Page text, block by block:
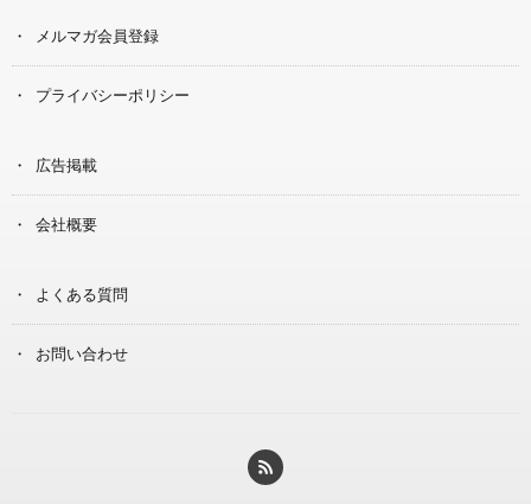
メルマガ会員登録
プライバシーポリシー
広告掲載
会社概要
よくある質問
お問い合わせ